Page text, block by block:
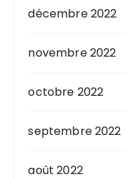
décembre 2022
novembre 2022
octobre 2022
septembre 2022
août 2022